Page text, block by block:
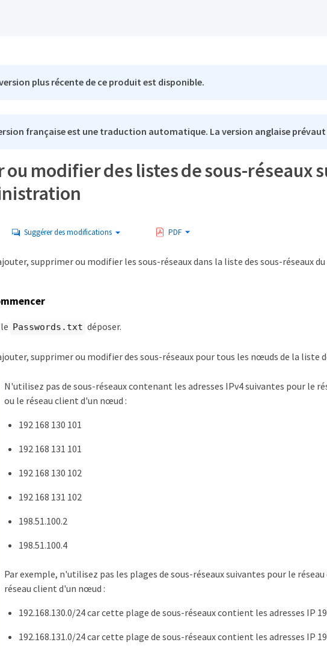
plus récente de ce produit est disponible.
française est une traduction automatique. La version anglaise prévaut
ou modifier des listes de sous-réseaux
Suggérer des modifications PDF
supprimer ou modifier les sous-réseaux dans la liste des sous-réseaux
Passwords.txt déposer.
supprimer ou modifier des sous-réseaux pour tous les nœuds de la liste
N'utilisez pas de sous-réseaux contenant les adresses IPv4 suivantes pour le
ou le réseau client d'un nœud :
192 168 130 101
192 168 131 101
192 168 130 102
192 168 131 102
198.51.100.2
198.51.100.4
Par exemple, n'utilisez pas les plages de sous-réseaux suivantes pour le
réseau client d'un nœud :
192.168.130.0/24 car cette plage de sous-réseaux contient les adresses IP
192.168.131.0/24 car cette plage de sous-réseaux contient les adresses IP